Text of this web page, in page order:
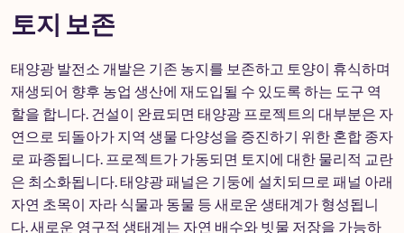
토지 보존
태양광 발전소 개발은 기존 농지를 보존하고 토양이 휴식하며
재생되어 향후 농업 생산에 재도입될 수 있도록 하는 도구 역
할을 합니다. 건설이 완료되면 태양광 프로젝트의 대부분은 자
연으로 되돌아가 지역 생물 다양성을 증진하기 위한 혼합 종자
로 파종됩니다. 프로젝트가 가동되면 토지에 대한 물리적 교란
은 최소화됩니다. 태양광 패널은 기둥에 설치되므로 패널 아래
자연 초목이 자라 식물과 동물 등 새로운 생태계가 형성됩니
다. 새로운 영구적 생태계는 자연 배수와 빗물 저장을 가능하